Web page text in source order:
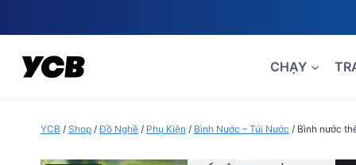
to
content
CHẠY
YCB / Shop /Đồ Nghề / Phụ Kiện / Bình Nước – Túi Nước / Bình nước